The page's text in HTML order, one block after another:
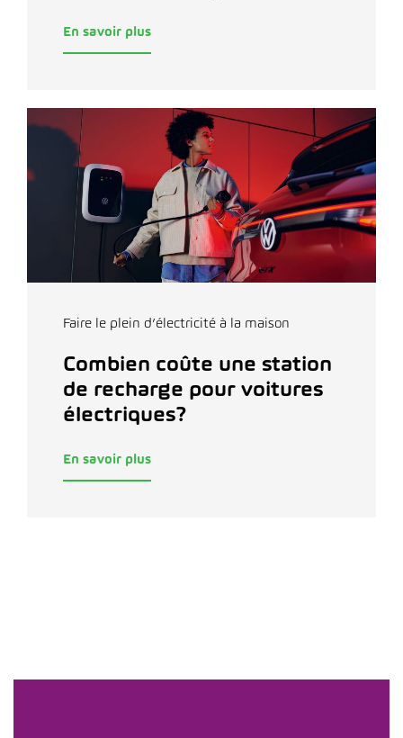
En savoir plus
Faire le plein d’électricité à la maison
Combien coûte une station
de recharge pour voitures
électriques?
En savoir plus